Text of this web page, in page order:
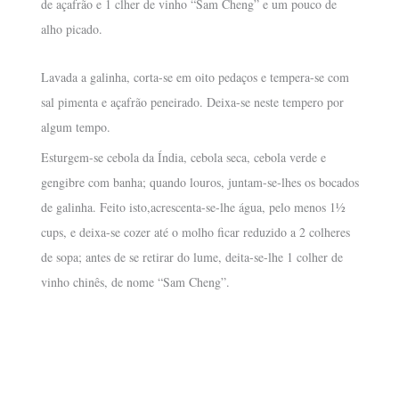
de açafrão e 1 clher de vinho “Sam Cheng” e um pouco de
alho picado.
Lavada a galinha, corta-se em oito pedaços e tempera-se com
sal pimenta e açafrão peneirado. Deixa-se neste tempero por
algum tempo.
Esturgem-se cebola da Índia, cebola seca, cebola verde e
gengibre com banha; quando louros, juntam-se-lhes os bocados
de galinha. Feito isto,acrescenta-se-lhe água, pelo menos 1½
cups, e deixa-se cozer até o molho ficar reduzido a 2 colheres
de sopa; antes de se retirar do lume, deita-se-lhe 1 colher de
vinho chinês, de nome “Sam Cheng”.